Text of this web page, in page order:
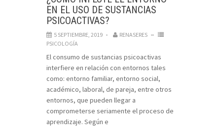
EN EL USO DE SUSTANCIAS
PSICOACTIVAS?
5 SEPTIEMBRE, 2019
RENASERES
PSICOLOGÍA
El consumo de sustancias psicoactivas
interfiere en relación con entornos tales
como: entorno familiar, entorno social,
académico, laboral, de pareja, entre otros
entornos, que pueden llegar a
comprometerse seriamente el proceso de
aprendizaje. Según e